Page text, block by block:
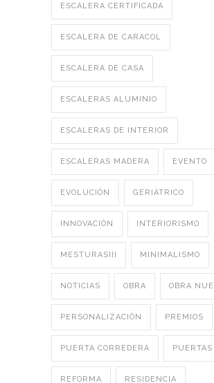
ESCALERA CERTIFICADA
ESCALERA DE CARACOL
ESCALERA DE CASA
ESCALERAS ALUMINIO
ESCALERAS DE INTERIOR
ESCALERAS MADERA EVENTO
EVOLUCIÓN GERIÁTRICO
INNOVACIÓN INTERIORISMO
MESTURASIII MINIMALISMO
NOTICIAS OBRA OBRA
PERSONALIZACIÓN PREMIOS
PUERTA CORREDERA PUERTAS
REFORMA RESIDENCIA